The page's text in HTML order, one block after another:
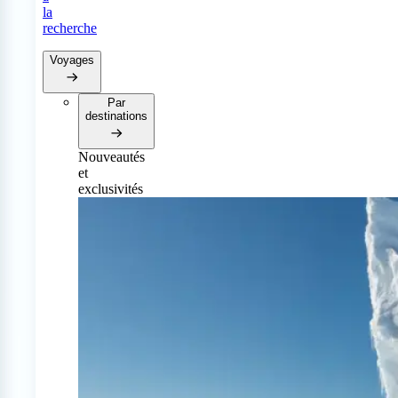
la
recherche
Voyages
Par
destinations
Nouveautés
et
exclusivités